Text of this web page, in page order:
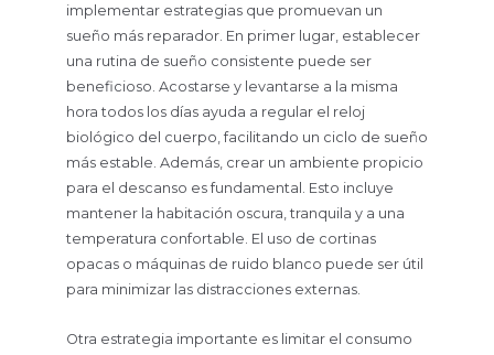
implementar estrategias que promuevan un
sueño más reparador. En primer lugar, establecer
una rutina de sueño consistente puede ser
beneficioso. Acostarse y levantarse a la misma
hora todos los días ayuda a regular el reloj
biológico del cuerpo, facilitando un ciclo de sueño
más estable. Además, crear un ambiente propicio
para el descanso es fundamental. Esto incluye
mantener la habitación oscura, tranquila y a una
temperatura confortable. El uso de cortinas
opacas o máquinas de ruido blanco puede ser útil
para minimizar las distracciones externas.
Otra estrategia importante es limitar el consumo